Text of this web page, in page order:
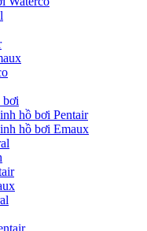
bơi
hồ bơi Pentair
hồ bơi Emaux